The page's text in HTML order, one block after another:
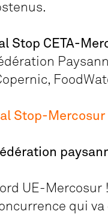
Stop CETA-
Stop-Mercosur
UE-Mercosur
qui